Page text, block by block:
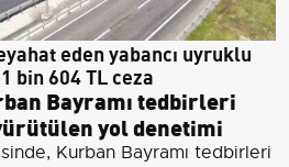
eden yabancı uyruklu
bin 604 TL ceza
Bayramı tedbirleri
yol denetimi
Kurban Bayramı tedbirleri